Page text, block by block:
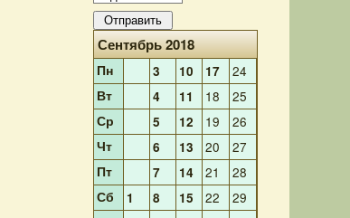
Сентябрь 2018
Пн 3 10 17 24
Вт 4 11 18 25
Ср 5 12 19 26
Чт 6 13 20 27
Пт 7 14 21 28
Сб 1 8 15 22 29